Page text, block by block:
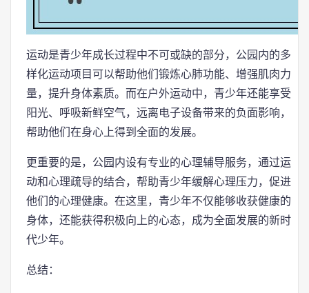
运动是青少年成长过程中不可或缺的部分，公园内的多
样化运动项目可以帮助他们锻炼心肺功能、增强肌肉力
量，提升身体素质。而在户外运动中，青少年还能享受
阳光、呼吸新鲜空气，远离电子设备带来的负面影响，
帮助他们在身心上得到全面的发展。
更重要的是，公园内设有专业的心理辅导服务，通过运
动和心理疏导的结合，帮助青少年缓解心理压力，促进
他们的心理健康。在这里，青少年不仅能够收获健康的
身体，还能获得积极向上的心态，成为全面发展的新时
代少年。
总结：